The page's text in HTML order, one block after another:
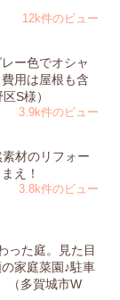
12k件のビュー
ー色でオシャ
用は屋根も含
S様）
3.9k件のビュー
材のリフォー
え！
3.8k件のビュー
った庭。見た目
家庭菜園♪駐車
（多賀城市W